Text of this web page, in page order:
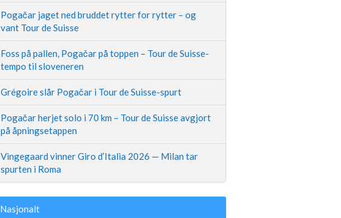
Pogačar jaget ned bruddet rytter for rytter – og
vant Tour de Suisse
Foss på pallen, Pogačar på toppen – Tour de Suisse-
tempo til sloveneren
Grégoire slår Pogačar i Tour de Suisse-spurt
Pogačar herjet solo i 70 km – Tour de Suisse avgjort
på åpningsetappen
Vingegaard vinner Giro d’Italia 2026 — Milan tar
spurten i Roma
Nasjonalt